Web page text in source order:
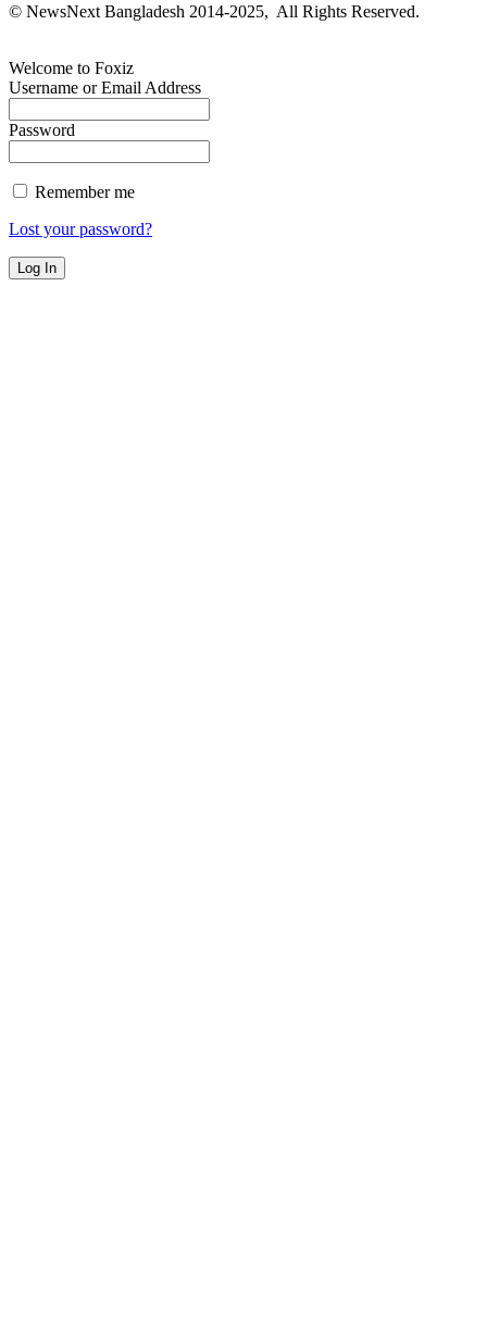
© NewsNext Bangladesh 2014-2025, All Rights Reserved.
Welcome to Foxiz
Username or Email Address
Password
Remember me
Lost your password?